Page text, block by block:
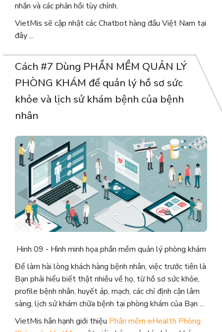
nhắn và các phản hồi tùy chỉnh.
VietMis sẽ cập nhật các Chatbot hàng đầu Việt Nam tại
đây ...
Cách #7 Dùng PHẦN MỀM QUẢN LÝ
PHÒNG KHÁM để quản lý hồ sơ sức
khỏe và lịch sử khám bệnh của bệnh
nhân
Hinh 09 - Hình minh họa phần mềm quản lý phòng khám
Để làm hài lòng khách hàng bệnh nhân, việc trước tiên là
Bạn phải hiểu biết thật nhiều về họ, từ hồ sơ sức khỏe,
profile bệnh nhân, huyết áp, mạch, các chỉ định cận lâm
sàng, lịch sử khám chữa bệnh tại phòng khám của Bạn ...
VietMis hân hạnh giới thiệu Phần mềm eHealth Phòng